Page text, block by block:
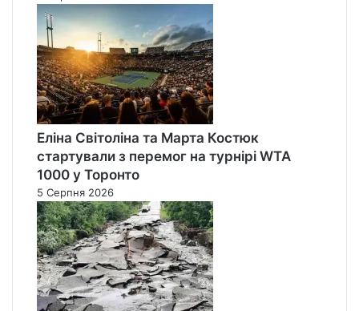
Еліна Світоліна та Марта Костюк
стартували з перемог на турнірі WTA
1000 у Торонто
5 Серпня 2026